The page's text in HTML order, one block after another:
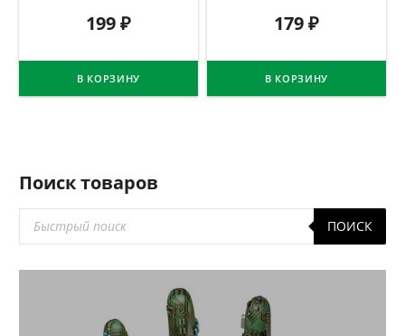
199₽
В КОРЗИНУ
179₽
В КОРЗИНУ
Поиск товаров
товаров
ПОИСК